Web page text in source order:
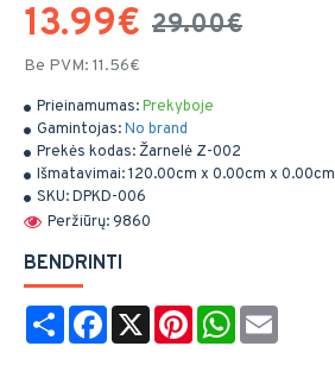
Prieinamumas:Prekyboje
Gamintojas:No brand
Prekės kodas:Žarnelė Z-002
Išmatavimai:120.00cm x 0.00cm x 0.00cm
SKU:DPKD-006
Peržiūrų: 9860
13.99€ 29.00€
Be PVM: 11.56€
BENDRINTI
Share Facebook
X PinterestWhatsApp